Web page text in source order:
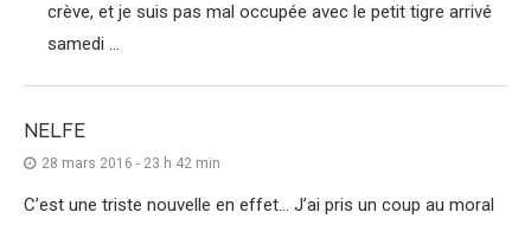
crève, et je suis pas mal occupée avec le petit tigre arrivé
samedi …
NELFE
28 mars 2016 - 23 h 42 min
C’est une triste nouvelle en effet… J’ai pris un coup au moral